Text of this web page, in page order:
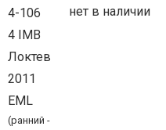
нет в наличии
4-106
4 IMB
Локтев
2011
EML
(ранний -